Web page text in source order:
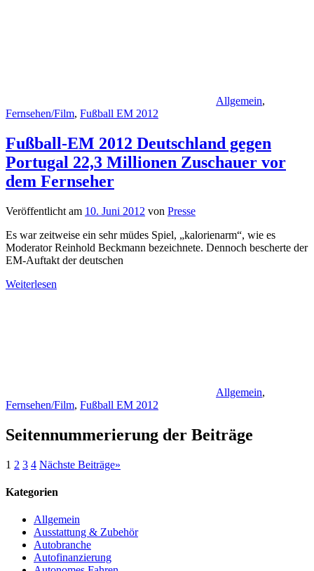
Allgemein,
Fernsehen/Film, Fußball EM 2012
Fußball-EM 2012 Deutschland gegen
Portugal 22,3 Millionen Zuschauer vor
dem Fernseher
Veröffentlicht am 10. Juni 2012 von Presse
Es war zeitweise ein sehr müdes Spiel, „kalorienarm“, wie es
Moderator Reinhold Beckmann bezeichnete. Dennoch bescherte der
EM-Auftakt der deutschen
Weiterlesen
Allgemein,
Fernsehen/Film, Fußball EM 2012
Seitennummerierung der Beiträge
1 2 3 4 Nächste Beiträge»
Kategorien
Allgemein
Ausstattung & Zubehör
Autobranche
Autofinanzierung